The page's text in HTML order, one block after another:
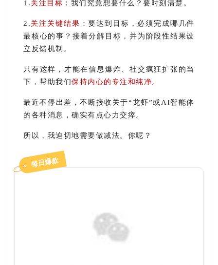
1.关注目标 ：我们究竟想要什么？要时刻清楚。
2.关注关键结果 ：要达到目标，必须完成哪几件
最核心的事？接着分解目标，并为阶段性结果设
立反馈机制。
只有这样，才能在信息爆炸、社交疯狂扩张的当
下，帮助我们保持内心的专注和纯净。
最近不停出差，不断接收关于“龙虾”或AI智能体
的各种消息，确实有点心力交瘁。
所以，我迫切地需要做减法。你呢？
每日爆款